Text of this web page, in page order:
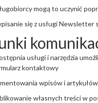
mogą to uczynić
się z usługi Newsletter
usługi i narzędzia
kontaktowy
wpisów i artykułów
własnych treści w